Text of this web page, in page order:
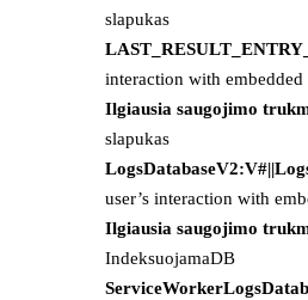
slapukas
interaction with embedded
Ilgiausia saugojimo
slapukas
user’s interaction with
Ilgiausia saugojimo
IndeksuojamaDB